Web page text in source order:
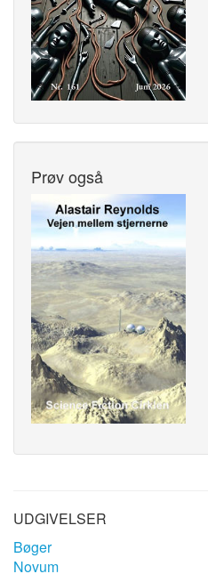
Prøv også
UDGIVELSER
Bøger
Novum